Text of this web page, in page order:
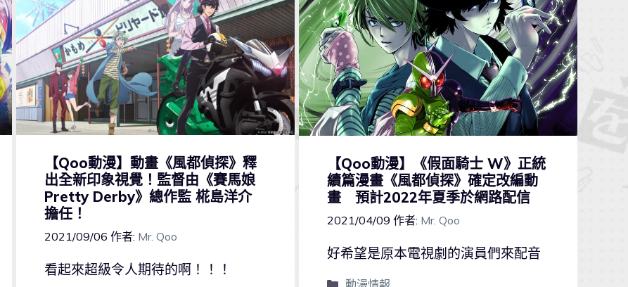
【Qoo動漫】動畫《風都偵探》釋
出全新印象視覺！監督由《賽馬娘
Pretty Derby》總作監 椛島洋介
擔任！
2021/09/06 作者: Mr. Qoo
看起來超級令人期待的啊！！！
【Qoo動漫】《假面騎士 W》正統
續篇漫畫《風都偵探》確定改編動
畫 預計2022年夏季於網路配信
2021/04/09 作者: Mr. Qoo
好希望是原本電視劇的演員們來配音
動漫情報